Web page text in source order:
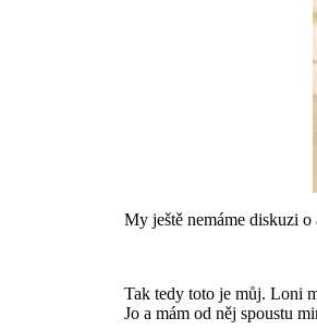
My ještě nemáme diskuzi
Tak tedy toto je můj. Loni
Jo a mám od něj spoustu